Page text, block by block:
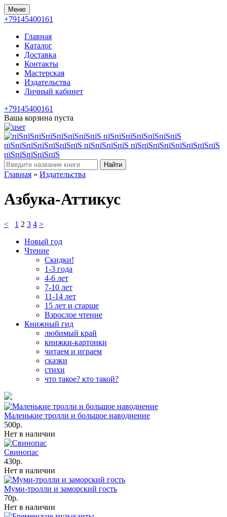
Меню
+79145400161
Главная
Каталог
Доставка
Контакты
Мастерская
Издательства
Личный кабинет
+79145400161
Ваша корзина пуста
Найти
Главная » Издательства
Азбука-Аттикус
< 1 2 3 4 >
Новый год
Чтение
Скидки!
1-3 года
4-6 лет
7-10 лет
11-14 лет
15 лет и старше
Взрослое чтение
Книжный гид
любимый край
книжки-картонки
читаем и играем
сказки
стихи
что такое? кто такой?
Маленькие тролли и большое наводнение
500р.
Нет в наличии
Свинопас
430р.
Нет в наличии
Муми-тролли и заморский гость
70р.
Нет в наличии